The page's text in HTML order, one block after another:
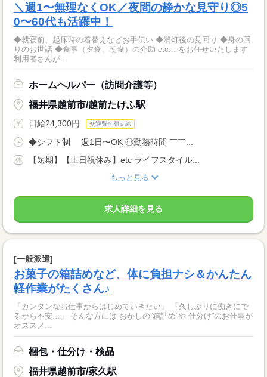
＼週1〜無理なくOK／夜間の静かな見守り◎5
0〜60代も活躍中！
◆就寝前、起床時の着替えなどお手伝い ◆消灯後の見回り ◆身の回
りのお世話 ◆食事（夕食、朝食）の介助 etc... をお任せいたします
利用者さんが...
ホームヘルパー（訪問介護等）
福井県越前市/越前たけふ駅
日給24,300円 交通費全額支給
◆シフト制 週1日〜OK ◎勤務時間 ￣￣...
【短期】【土日祝休み】etc ライフスタイル...
もっと見る
求人詳細を見る
[一般派遣]
お菓子の箱詰めなど、体に負担ナシ＆かんたん
軽作業がたくさん♪
「カンタンなお仕事からはじめていきたい」 「久しぶりに働きにで
るから不安…」 そんな方には おかしの”箱詰め”や”仕分け”のお仕事が
オススメ...
梱包・仕分け・検品
福井県越前市/家久駅